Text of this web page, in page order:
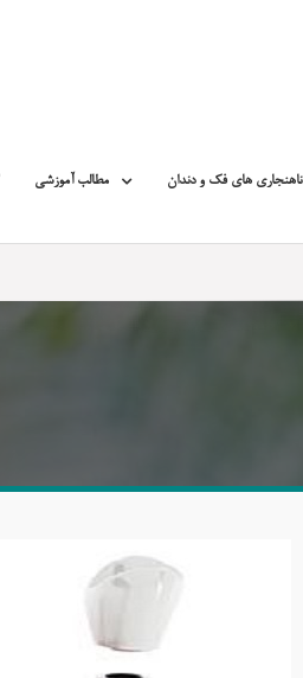
ناهنجاری های فک و دندان مطالب آموزشی